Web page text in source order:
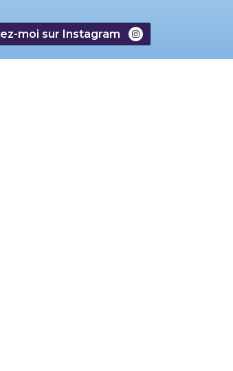
moi sur Instagram